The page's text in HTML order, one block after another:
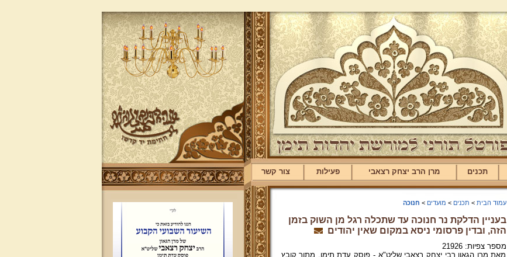
תכנים מרן הרב יצחק רצאבי פעילות צור קשר
עמוד הבית > תכנים > מועדים > חנוכה
בעניין הדלקת נר חנוכה עד שתכלה רגל מן השוק בזמן
הזה, ובדין פרסומי ניסא במקום שאין יהודים
מספר צפיות: 21926
מאת מרן הגאון רבי יצחק רצאבי שליט"א - פוסק עדת תימן. מתוך קובץ